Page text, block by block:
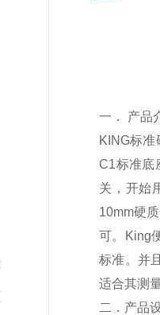
一． 产品
KING标准
C1标准底
关，开始
10mm硬
可。King
标准。并
适合其测
二．产品